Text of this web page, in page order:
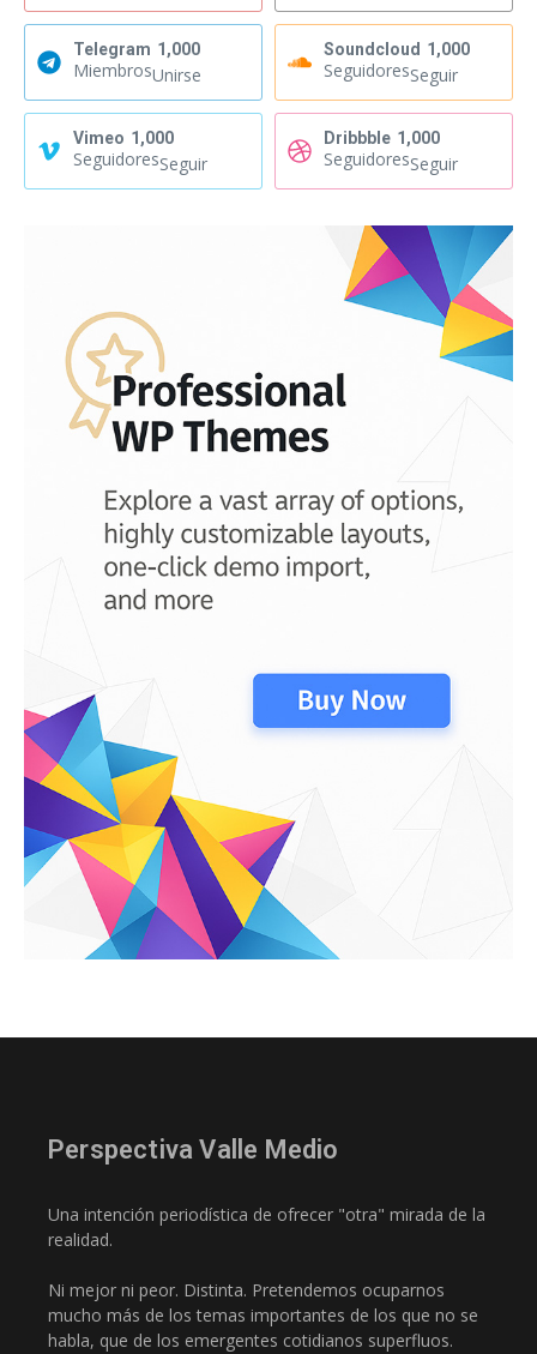
Telegram 1,000
MiembrosUnirse
Soundcloud 1,000
SeguidoresSeguir
Vimeo 1,000
SeguidoresSeguir
Dribbble 1,000
SeguidoresSeguir
Perspectiva Valle Medio
Una intención periodística de ofrecer "otra" mirada de la
realidad.
Ni mejor ni peor. Distinta. Pretendemos ocuparnos
mucho más de los temas importantes de los que no se
habla, que de los emergentes cotidianos superfluos.